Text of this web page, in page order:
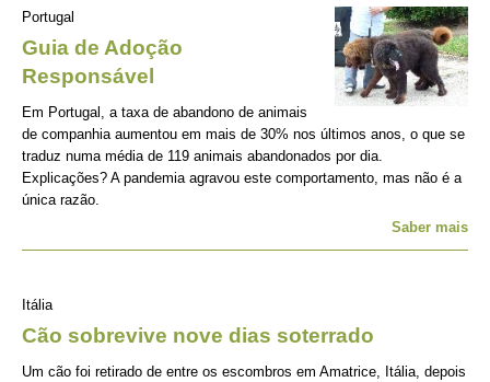
Portugal
Guia de Adoção
Responsável
Em Portugal, a taxa de abandono de animais
de companhia aumentou em mais de 30% nos últimos anos, o que se
traduz numa média de 119 animais abandonados por dia.
Explicações? A pandemia agravou este comportamento, mas não é a
única razão.
Saber mais
Itália
Cão sobrevive nove dias soterrado
Um cão foi retirado de entre os escombros em Amatrice, Itália, depois